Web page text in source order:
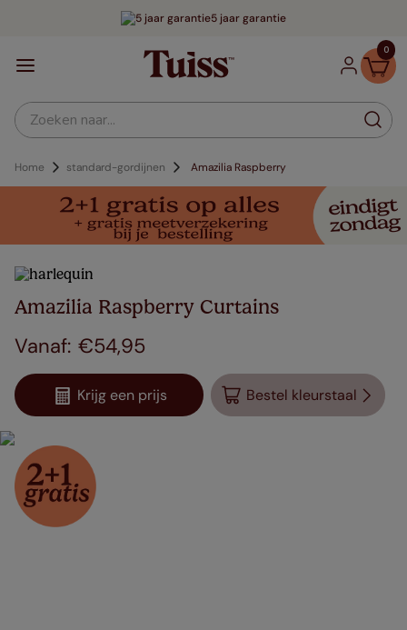
5 jaar garantie
0
Zoeken naar...
Home standard-gordijnen Amazilia Raspberry
Amazilia Raspberry Curtains
€54,95
Krijg een prijs Bestel kleurstaal